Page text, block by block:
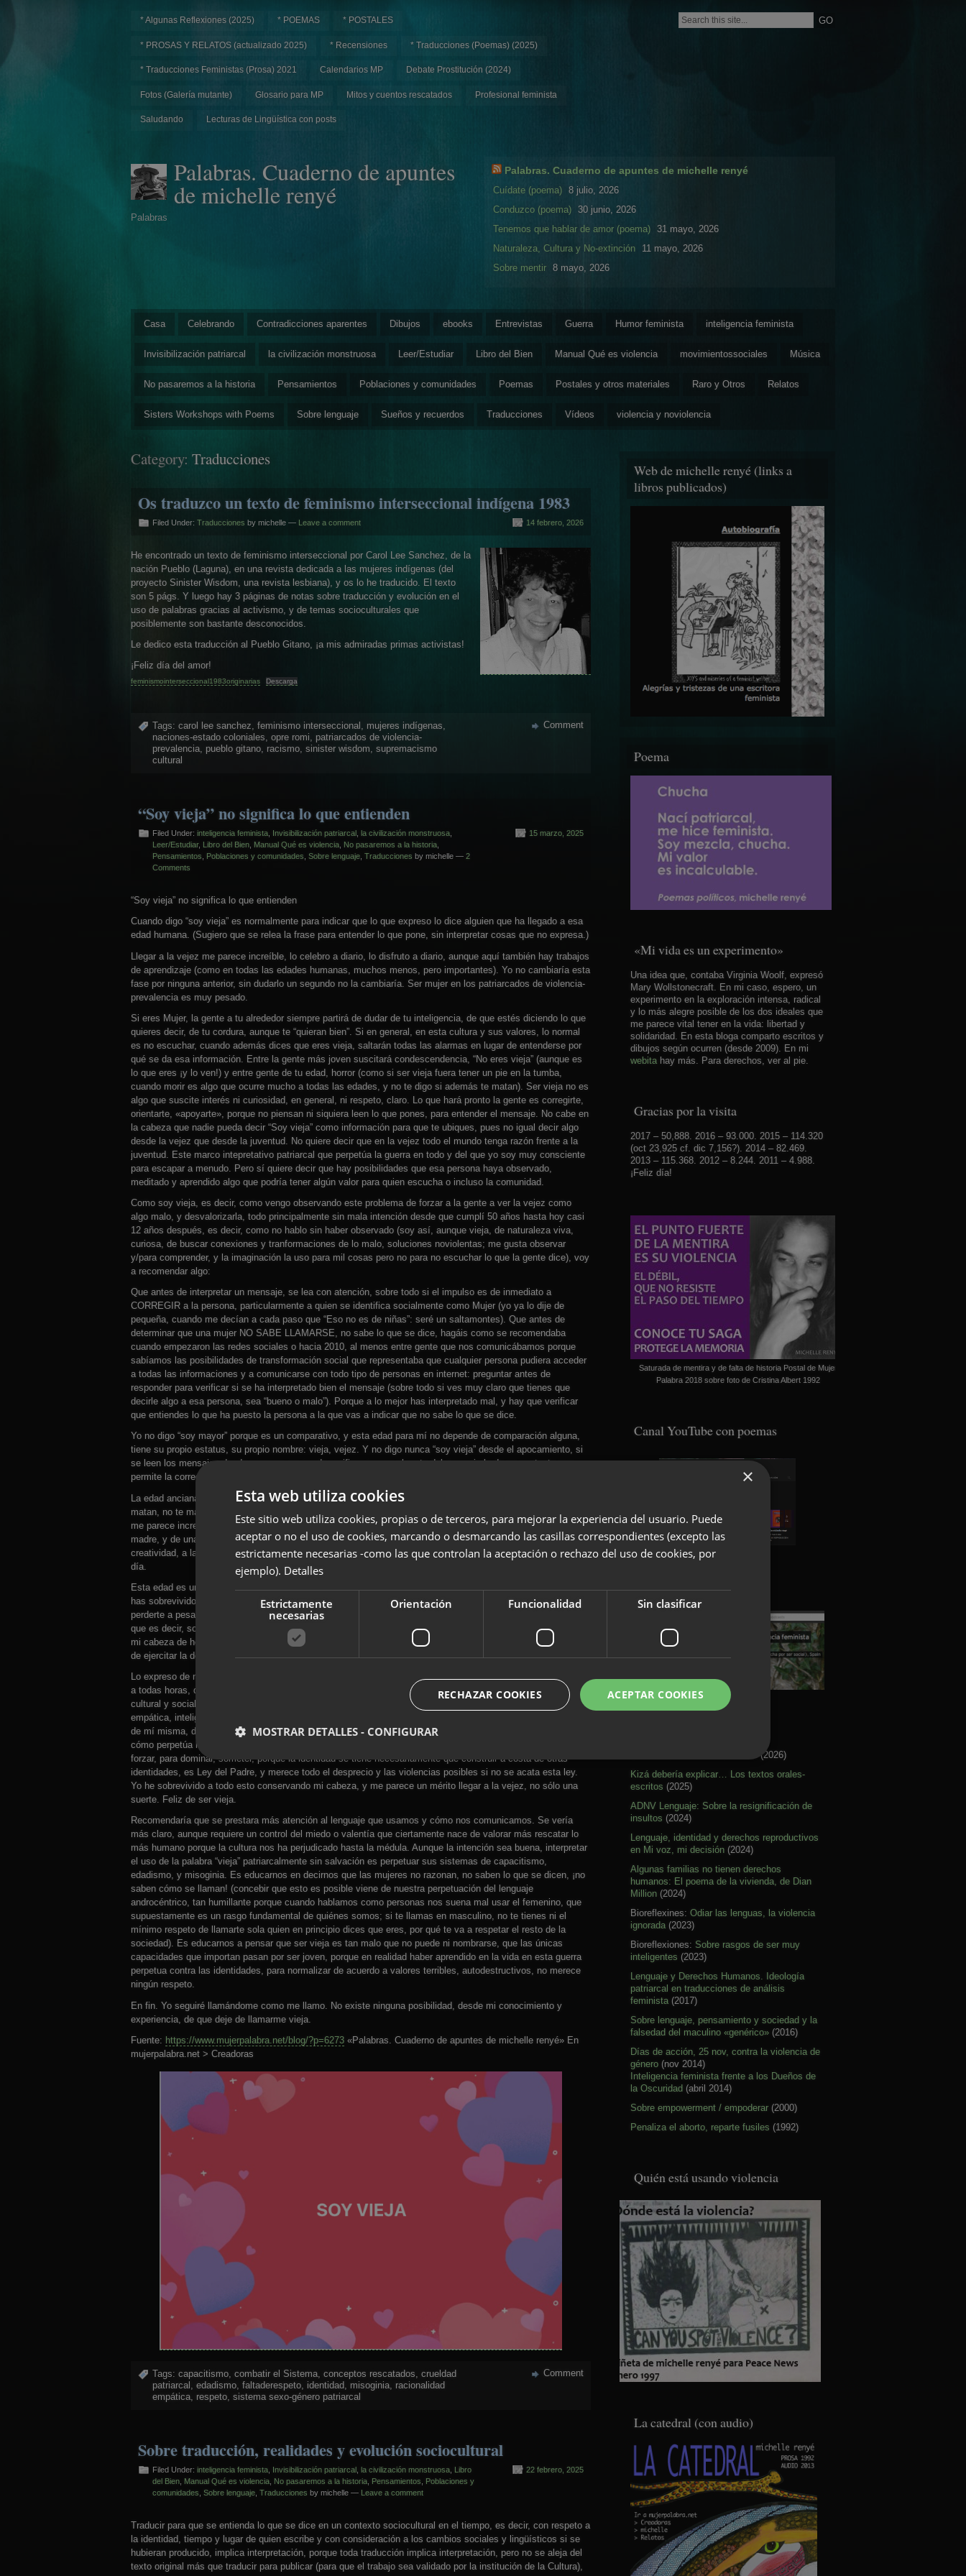
* Algunas Reflexiones (2025) * POEMAS * POSTALES
* PROSAS Y RELATOS (actualizado 2025) * Recensiones * Traducciones (Poemas) (2025)
* Traducciones Feministas (Prosa) 2021 Calendarios MP Debate Prostitución (2024)
Fotos (Galería mutante) Glosario para MP Mitos y cuentos rescatados Profesional feminista
Saludando Lecturas de Lingüística con posts
Palabras. Cuaderno de apuntes
de michelle renyé
Palabras
Palabras. Cuaderno de apuntes de michelle renyé
Cuídate (poema) 8 julio, 2026
Conduzco (poema)
30 junio, 2026
Tenemos que hablar de amor (poema) 31 mayo, 2026
Naturaleza, Cultura y No-extinción
11 mayo, 2026
Sobre mentir 8 mayo, 2026
Casa Celebrando Contradicciones aparentes Dibujos ebooks Entrevistas Guerra Humor feminista inteligencia feminista
Invisibilización patriarcal la civilización monstruosa Leer/Estudiar Libro del Bien Manual Qué es violencia movimientossociales Música
No pasaremos a la historia Pensamientos Poblaciones y comunidades Poemas Postales y otros materiales Raro y Otros Relatos
Sisters Workshops with Poems Sobre lenguaje Sueños y recuerdos Traducciones Vídeos violencia y noviolencia
Category: Traducciones
Os traduzco un texto de feminismo interseccional indígena 1983
Filed Under: Traducciones by michelle — Leave a comment 14 febrero, 2026
He encontrado un texto de feminismo interseccional por Carol Lee Sanchez, de la
nación Pueblo (Laguna), en una revista dedicada a las mujeres indígenas (del
proyecto Sinister Wisdom, una revista lesbiana), y os lo he traducido. El texto
son 5 págs. Y luego hay 3 páginas de notas sobre traducción y evolución en el
uso de palabras gracias al activismo, y de temas socioculturales que
posiblemente son bastante desconocidos.
Le dedico esta traducción al Pueblo Gitano, ¡a mis admiradas primas activistas!
¡Feliz día del amor!
feminismointerseccional1983originarias Descarga
Tags: carol lee sanchez, feminismo interseccional , mujeres indígenas,
naciones-estado coloniales, opre romi, patriarcados de violencia-
prevalencia, pueblo gitano, racismo, sinister wisdom, supremacismo
cultural
Comment
“Soy vieja” no significa lo que entienden
Filed Under: inteligencia feminista Invisibilización patriarcal la civilización monstruosa
Leer/Estudiar, Libro del Bien Manual Qué es violencia No pasaremos a la historia
Pensamientos
Poblaciones y comunidades Sobre lenguaje Traducciones by michelle — 2
Comments
15 marzo, 2025
“Soy vieja” no significa lo que entienden
Cuando digo “soy vieja” es normalmente para indicar que lo que expreso lo dice alguien que ha llegado a esa
edad humana. (Sugiero que se relea la frase para entender lo que pone, sin interpretar cosas que no expresa.)
Llegar a la vejez me parece increíble, lo celebro a diario, lo disfruto a diario, aunque aquí también hay trabajos
de aprendizaje (como en todas las edades humanas, muchos menos, pero importantes). Yo no cambiaría esta
fase por ninguna anterior, sin dudarlo un segundo no la cambiaría. Ser mujer en los patriarcados de violencia-
prevalencia es muy pesado.
Si eres Mujer, la gente a tu alrededor siempre partirá de dudar de tu inteligencia, de que estés diciendo lo que
quieres decir, de tu cordura, aunque te “quieran bien”. Si en general, en esta cultura y sus valores, lo normal
es no escuchar, cuando además dices que eres vieja, saltarán todas las alarmas en lugar de entenderse por
qué se da esa información. Entre la gente más joven suscitará condescendencia, “No eres vieja” (aunque es
lo que eres ¡y lo ven!) y entre gente de tu edad, horror (como si ser vieja fuera tener un pie en la tumba,
cuando morir es algo que ocurre mucho a todas las edades, y no te digo si además te matan). Ser vieja no es
algo que suscite interés ni curiosidad, en general, ni respeto, claro. Lo que hará pronto la gente es corregirte,
orientarte, «apoyarte», porque no piensan ni siquiera leen lo que pones, para entender el mensaje. No cabe en
la cabeza que nadie pueda decir “Soy vieja” como información para que te ubiques, pues no igual decir algo
desde la vejez que desde la juventud. No quiere decir que en la vejez todo el mundo tenga razón frente a la
juventud. Este marco intepretativo patriarcal que perpetúa la guerra en todo y del que yo soy muy consciente
para escapar a menudo. Pero sí quiere decir que hay posibilidades que esa persona haya observado,
meditado y aprendido algo que podría tener algún valor para quien escucha o incluso la comunidad.
Como soy vieja, es decir, como vengo observando este problema de forzar a la gente a ver la vejez como
algo malo, y desvalorizarla, todo principalmente sin mala intención desde que cumplí 50 años hasta hoy casi
12 años después, es decir, como no hablo sin haber observado (soy así, aunque vieja, de naturaleza viva,
curiosa, de buscar conexiones y tranformaciones de lo malo, soluciones noviolentas; me gusta observar
y/para comprender, y la imaginación la uso para mil cosas pero no para no escuchar lo que la gente dice), voy
a recomendar algo:
Que antes de interpretar un mensaje, se lea con atención, sobre todo si el impulso es de inmediato a
CORREGIR a la persona, particularmente a quien se identifica socialmente como Mujer (yo ya lo dije de
pequeña, cuando me decían a cada paso que “Eso no es de niñas”: seré un saltamontes). Que antes de
determinar que una mujer NO SABE LLAMARSE, no sabe lo que se dice, hagáis como se recomendaba
cuando empezaron las redes sociales o hacia 2010, al menos entre gente que nos comunicábamos porque
sabíamos las posibilidades de transformación social que representaba que cualquier persona pudiera acceder
a todas las informaciones y a comunicarse con todo tipo de personas en internet: preguntar antes de
responder para verificar si se ha interpretado bien el mensaje (sobre todo si ves muy claro que tienes que
decirle algo a esa persona, sea “bueno o malo”). Porque a lo mejor has interpretado mal, y hay que verificar
que entiendes lo que ha puesto la persona a la que vas a indicar que no sabe lo que se dice.
Yo no digo “soy mayor” porque es un comparativo, y esta edad para mí no depende de comparación alguna,
tiene su propio estatus, su propio nombre: vieja, vejez. Y no digo nunca “soy vieja” desde el apocamiento, si
se leen los mensajes donde aparece, se puede verificar porque el resto del mensaje le da un contexto que
permite la correcta interpretación.
La edad anciana cubre todos los años de todas las edades anteriores, como dice mi amiga Marie (si no te
matan, no te matas, o no mueres por alguna enfermedad). Digo soy vieja con orgullo por haber llegado aquí,
me parece increíble y motivo de celebración diaria. Yo ya vivía al día, es una tendencia que heredo de mi
madre, y de una familia con tendencias a librarse de la normalización inescapable por su amor al arte, a la
creatividad, a la imaginación. Y éste sigue siendo para mí ahora en la vejez un enfoque muy bueno, vivir al
día.
Esta edad es un lugar incomparable cuando no te has dejado (todo un inmenso forzarte de continuo), cuando
has sobrevivido a tu sociedad y cultura sin perder tus cualidades humanas, cuando has atravesado sin
perderte a pesar de la inmensa dificultad mil luchas añadidas a todas las demás, luchas para normalizarte,
que es decir, someterte a la visión prevalente, tan destructiva y hostil a todo lo bueno humano. No cambiaría
mi cabeza de hoy, por mi cabeza antes, cuando dudé tanto de mi criterio porque la gente no tiene vergüenza
de ejercitar la dominación, el intento continuado de forzar a otras personas a ser como ven.
Lo expreso de nuevo. Ser (vista como) Mujer en esta sociedad ha sido un infierno de masiva falta de respeto
a todas horas, desde mi infancia, adolescencia, juventud mayor, edad madura, siempre, por la obsesión
cultural y social de normalizarnos a una identidad que nos es ajena. Como persona fundamentalmente
empática, inteligente y altruista, he escuchado y considerado, por si yo estaba en un error, he incluso dudado
de mí misma, dada la magnitud del consenso, hasta ver eso, que la inmensa mayoría no se da cuenta de
cómo perpetúa la cultura de violencia-prevalencia a cada paso, porque lo importante es tener razón, ese
forzar, para dominar, someter, porque la identidad se tiene necesariamente que construir a costa de otras
identidades, es Ley del Padre, y merece todo el desprecio y las violencias posibles si no se acata esta ley.
Yo he sobrevivido a todo esto conservando mi cabeza, y me parece un mérito llegar a la vejez, no sólo una
suerte. Feliz de ser vieja.
Recomendaría que se prestara más atención al lenguaje que usamos y cómo nos comunicamos. Se vería
más claro, aunque requiere un control del miedo o valentía que ciertamente nace de valorar más rescatar lo
más humano porque la cultura nos ha perjudicado hasta la médula. Aunque la intención sea buena, interpretar
el uso de la palabra “vieja” patriarcalmente sin salvación es perpetuar sus sistemas de capacitismo,
edadismo, y misoginia. Es educarnos en decirnos que las mujeres no razonan, no saben lo que se dicen, ¡no
saben cómo se llaman! (concebir que esto es posible viene de nuestra perpetuación del lenguaje
androcéntrico, tan humillante porque cuando hablamos como personas nos suena mal usar el femenino, que
supuestamente es un rasgo fundamental de quiénes somos; si te llamas en masculino, no te tienes ni el
mínimo respeto de llamarte sola quien en principio dices que eres, por qué te va a respetar el resto de la
sociedad). Es educarnos a pensar que ser vieja es tan malo que no puede ni nombrarse, que las únicas
capacidades que importan pasan por ser joven, porque en realidad haber aprendido en la vida en esta guerra
perpetua contra las identidades, para normalizar de acuerdo a valores terribles, autodestructivos, no merece
ningún respeto.
En fin. Yo seguiré llamándome como me llamo. No existe ninguna posibilidad, desde mi conocimiento y
experiencia, de que deje de llamarme vieja.
Fuente: https://www.mujerpalabra.net/blog/?p=6273 «Palabras. Cuaderno de apuntes de michelle renyé» En
mujerpalabra.net > Creadoras
Tags: capacitismo, combatir el Sistema, conceptos rescatados, crueldad
patriarcal , edadismo, faltaderespeto, identidad, misoginia, racionalidad
empática, respeto, sistema sexo-género patriarcal
Comment
Sobre traducción, realidades y evolución sociocultural
Filed Under: inteligencia feminista, Invisibilización patriarcal , la civilización monstruosa, Libro
del Bien, Manual Qué es violencia, No pasaremos a la historia, Pensamientos, Poblaciones y
comunidades, Sobre lenguaje, Traducciones by michelle — Leave a comment
22 febrero, 2025
Traducir para que se entienda lo que se dice en un contexto sociocultural en el tiempo, es decir, con respeto a
la identidad, tiempo y lugar de quien escribe y con consideración a los cambios sociales y lingüísticos si se
hubieran producido, implica interpretación, porque toda traducción implica interpretación, pero no se aleja del
texto original más que traducir para publicar (para que el trabajo sea validado por la institución de la Cultura),
Web de michelle renyé (links a
libros publicados)
Poema
«Mi vida es un experimento»
Una idea que, contaba Virginia Woolf, expresó
Mary Wollstonecraft. En mi caso, espero, un
experimento en la exploración intensa, radical
y lo más alegre posible de los dos ideales que
me parece vital tener en la vida: libertad y
solidaridad. En esta bloga comparto escritos y
dibujos según ocurren (desde 2009). En mi
webita hay más. Para derechos, ver al pie.
Gracias por la visita
2017 – 50,888. 2016 – 93.000. 2015 – 114.320
(oct 23,925 cf. dic 7,156?). 2014 – 82.469.
2013 – 115.368. 2012 – 8.244. 2011 – 4.988.
¡Feliz día!
Saturada de mentira y de falta de historia Postal de Mujer
Palabra 2018 sobre foto de Cristina Albert 1992
Canal YouTube con poemas
Soundcloud con poemas
(2026)
Kizá debería explicar… Los textos orales-
escritos (2025)
ADNV Lenguaje: Sobre la resignificación de
insultos (2024)
Lenguaje, identidad y derechos reproductivos
en Mi voz, mi decisión (2024)
Algunas familias no tienen derechos
humanos: El poema de la vivienda, de Dian
Million (2024)
Bioreflexines: Odiar las lenguas, la violencia
ignorada (2023)
Bioreflexiones: Sobre rasgos de ser muy
inteligentes (2023)
Lenguaje y Derechos Humanos. Ideología
patriarcal en traducciones de análisis
feminista (2017)
Sobre lenguaje, pensamiento y sociedad y la
falsedad del maculino «genérico» (2016)
Días de acción, 25 nov, contra la violencia de
género (nov 2014)
Inteligencia feminista frente a los Dueños de
la Oscuridad (abril 2014)
Sobre empowerment / empoderar (2000)
Penaliza el aborto, reparte fusiles (1992)
Quién está usando violencia
La catedral (con audio)
×
Esta web utiliza cookies
Este sitio web utiliza cookies, propias o de terceros, para mejorar la experiencia del usuario. Puede
aceptar o no el uso de cookies, marcando o desmarcando las casillas correspondientes (excepto las
estrictamente necesarias -como las que controlan la aceptación o rechazo del uso de cookies, por
ejemplo). Detalles
Estrictamente
necesarias
Orientación Funcionalidad Sin clasificar
ACEPTAR COOKIES
RECHAZAR COOKIES
MOSTRAR DETALLES - CONFIGURAR